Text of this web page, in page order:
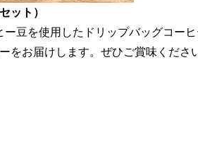
ット）
豆を使用したドリップバッグコー
をお届けします。ぜひご賞味くださ